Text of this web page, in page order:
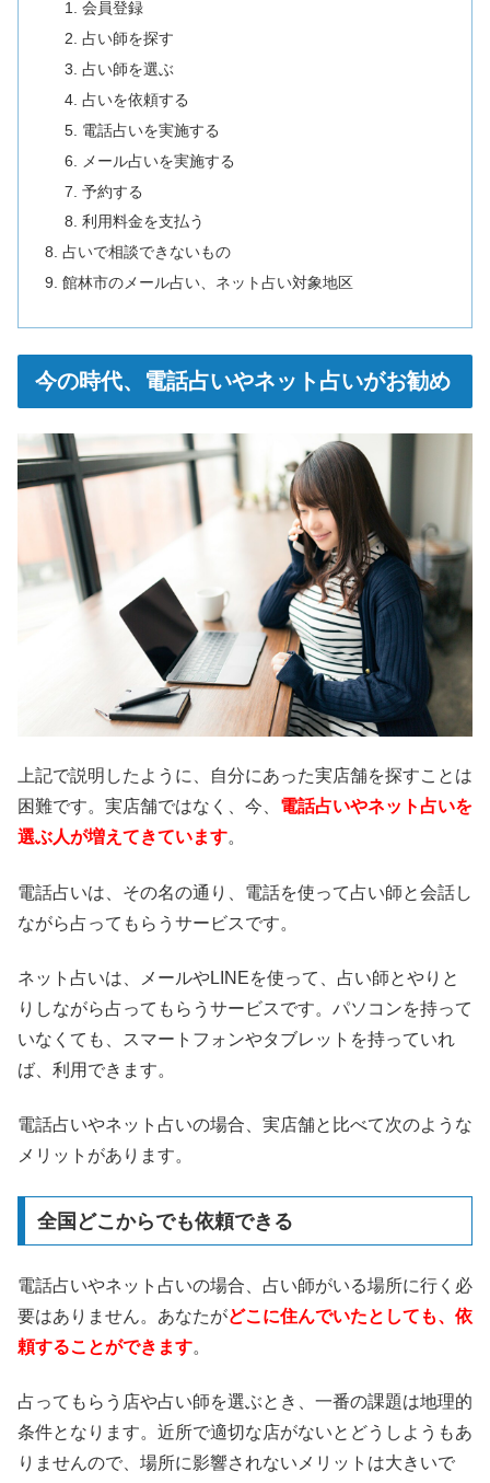
会員登録
占い師を探す
占い師を選ぶ
占いを依頼する
電話占いを実施する
メール占いを実施する
予約する
利用料金を支払う
占いで相談できないもの
館林市のメール占い、ネット占い対象地区
今の時代、電話占いやネット占いがお勧め
上記で説明したように、自分にあった実店舗を探すことは
困難です。実店舗ではなく、今、 電話占いやネット占いを
選ぶ人が増えてきています。
電話占いは、その名の通り、電話を使って占い師と会話し
ながら占ってもらうサービスです。
ネット占いは、メールやLINEを使って、占い師とやりと
りしながら占ってもらうサービスです。パソコンを持って
いなくても、スマートフォンやタブレットを持っていれ
ば、利用できます。
電話占いやネット占いの場合、実店舗と比べて次のような
メリットがあります。
全国どこからでも依頼できる
電話占いやネット占いの場合、占い師がいる場所に行く必
要はありません。あなたがどこに住んでいたとしても、依
頼することができます。
占ってもらう店や占い師を選ぶとき、一番の課題は地理的
条件となります。近所で適切な店がないとどうしようもあ
りませんので、場所に影響されないメリットは大きいで